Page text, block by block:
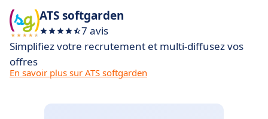
ATS softgarden
7 avis
Simplifiez votre recrutement et multi-diffusez vos
offres
En savoir plus sur ATS softgarden